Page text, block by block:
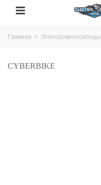
Главная > Электровелосипеды
CYBERBIKE